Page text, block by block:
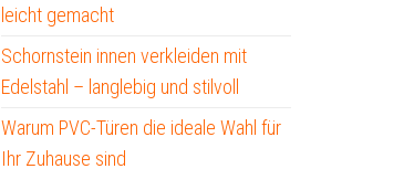
leicht gemacht
Schornstein innen verkleiden mit
Edelstahl – langlebig und stilvoll
Warum PVC-Türen die ideale Wahl für
Ihr Zuhause sind